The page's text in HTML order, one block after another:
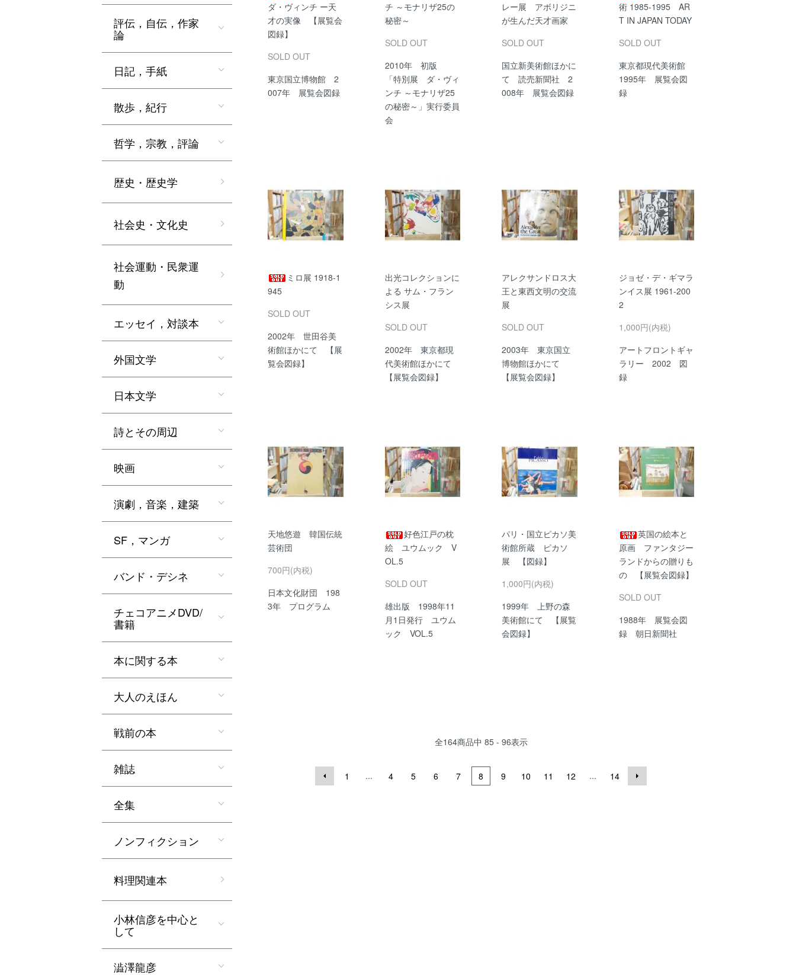
ダ・ヴィンチ ー天
才の実像 【展覧会
図録】
SOLD OUT
東京国立博物館 2
007年 展覧会図録
チ ～モナリザ25の
秘密～
SOLD OUT
2010年 初版
「特別展 ダ・ヴィ
ンチ ～モナリザ25
の秘密～」実行委員
会
レー展 アボリジニ
が生んだ天才画家
SOLD OUT
国立新美術館ほかに
て 読売新聞社 2
008年 展覧会図録
術 1985-1995 AR
T IN JAPAN TODAY
SOLD OUT
東京都現代美術館
1995年 展覧会図
録
ミロ展 1918-1
945
SOLD OUT
2002年 世田谷美
術館ほかにて 【展
覧会図録】
出光コレクションに
よる サム・フラン
シス展
SOLD OUT
2002年 東京都現
代美術館ほかにて
【展覧会図録】
アレクサンドロス大
王と東西文明の交流
展
SOLD OUT
2003年 東京国立
博物館ほかにて
【展覧会図録】
ジョゼ・デ・ギマラ
ンイス展 1961-200
2
1,000円(内税)
アートフロントギャ
ラリー 2002 図
録
天地悠遊 韓国伝統
芸術団
700円(内税)
日本文化財団 198
3年 プログラム
好色江戸の枕
絵 ユウムック V
OL.5
SOLD OUT
雄出版 1998年11
月1日発行 ユウム
ック VOL.5
パリ・国立ピカソ美
術館所蔵 ピカソ
展 【図録】
1,000円(内税)
1999年 上野の森
美術館にて 【展覧
会図録】
英国の絵本と
原画 ファンタジー
ランドからの贈りも
の 【展覧会図録】
SOLD OUT
1988年 展覧会図
録 朝日新聞社
全164商品中 85 - 96表示
1 ... 4 5 6 7 8 9 10 11 12 ... 14
評伝，自伝，作家
論
日記，手紙
散歩，紀行
哲学，宗教，評論
歴史・歴史学
社会史・文化史
社会運動・民衆運
動
エッセイ，対談本
外国文学
日本文学
詩とその周辺
映画
演劇，音楽，建築
SF，マンガ
バンド・デシネ
チェコアニメDVD/
書籍
本に関する本
大人のえほん
戦前の本
雑誌
全集
ノンフィクション
料理関連本
小林信彦を中心と
して
澁澤龍彦